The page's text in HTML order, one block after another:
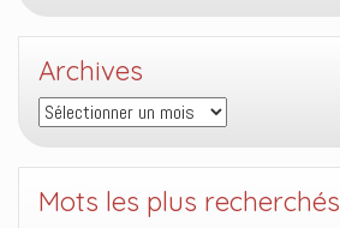
Archives
Archives
Mots les plus recherchés